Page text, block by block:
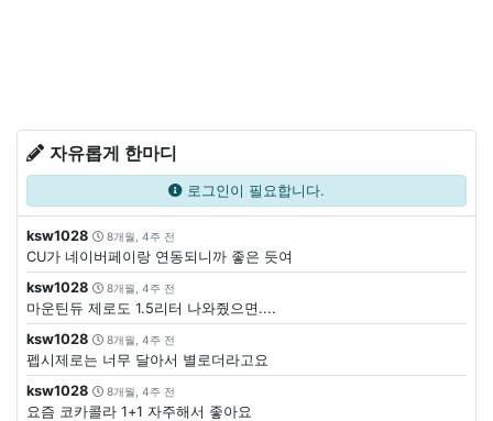
자유롭게 한마디
로그인이 필요합니다.
ksw1028 8개월, 4주 전
CU가 네이버페이랑 연동되니까 좋은 듯여
ksw1028
8개월, 4주 전
마운틴듀 제로도 1.5리터 나와줬으면....
ksw1028
8개월, 4주 전
펩시제로는 너무 달아서 별로더라고요
ksw1028
8개월, 4주 전
요즘 코카콜라 1+1 자주해서 좋아요